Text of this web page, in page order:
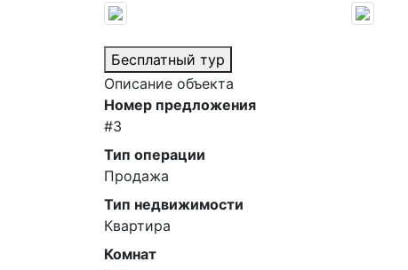
Бесплатный тур
Описание объекта
Номер предложения
#3
Тип операции
Продажа
Тип недвижимости
Квартира
Комнат